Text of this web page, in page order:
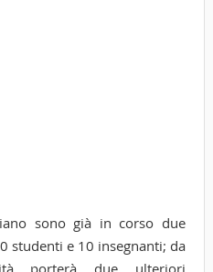
sono già in corso due
studenti e 10 insegnanti; da
porterà due ulteriori